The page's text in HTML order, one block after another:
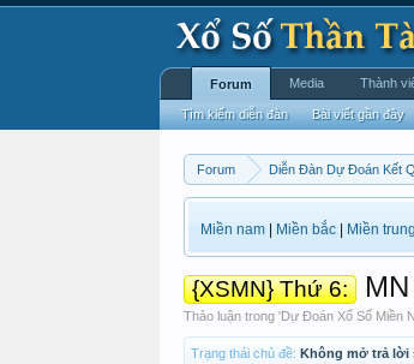
Forum Diễn Đàn Dự Đoán Kết
Miền nam Miền bắc Miền trung
{XSMN} Thứ 6:
Thảo luận trong 'Dự Đoán Xổ Số Miền
Trạng thái chủ đề: Không mở trả lời
Forum
Tìm kiếm diễn đàn Bài viết gần đây
Media Thành